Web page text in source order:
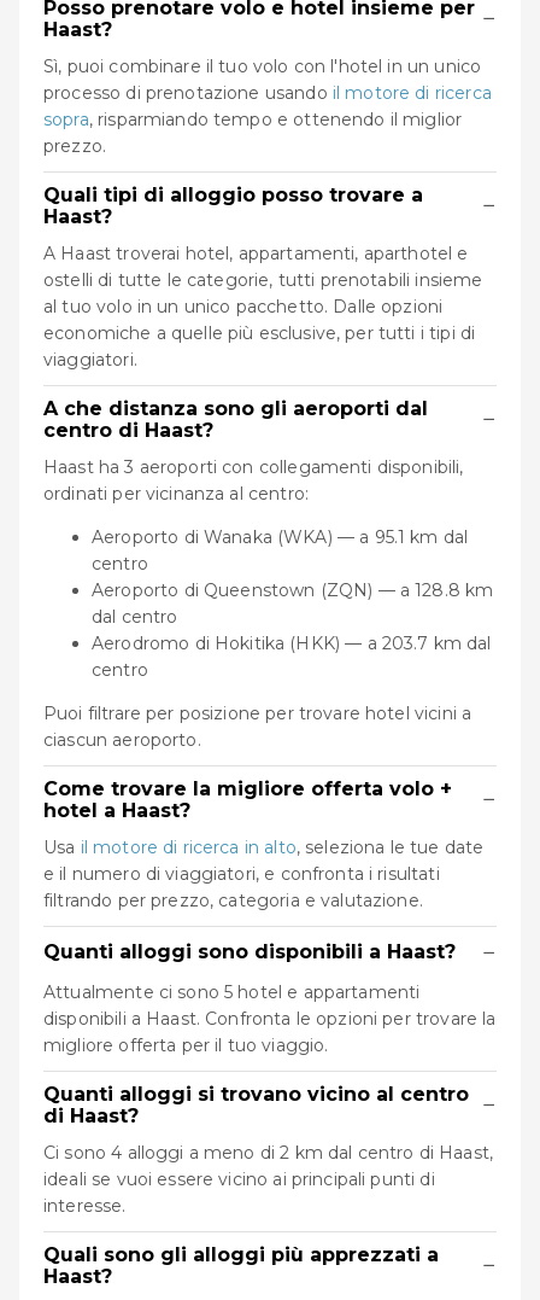
Posso prenotare volo e hotel insieme per
Haast?
−
Sì, puoi combinare il tuo volo con l'hotel in un unico
processo di prenotazione usando il motore di ricerca
sopra, risparmiando tempo e ottenendo il miglior
prezzo.
Quali tipi di alloggio posso trovare a
Haast?
−
A Haast troverai hotel, appartamenti, aparthotel e
ostelli di tutte le categorie, tutti prenotabili insieme
al tuo volo in un unico pacchetto. Dalle opzioni
economiche a quelle più esclusive, per tutti i tipi di
viaggiatori.
A che distanza sono gli aeroporti dal
centro di Haast?
−
Haast ha 3 aeroporti con collegamenti disponibili,
ordinati per vicinanza al centro:
Aeroporto di Wanaka (WKA) — a 95.1 km dal
centro
Aeroporto di Queenstown (ZQN) — a 128.8 km
dal centro
Aerodromo di Hokitika (HKK) — a 203.7 km dal
centro
Puoi filtrare per posizione per trovare hotel vicini a
ciascun aeroporto.
Come trovare la migliore offerta volo +
hotel a Haast?
−
Usa il motore di ricerca in alto, seleziona le tue date
e il numero di viaggiatori, e confronta i risultati
filtrando per prezzo, categoria e valutazione.
Quanti alloggi sono disponibili a Haast? −
Attualmente ci sono 5 hotel e appartamenti
disponibili a Haast. Confronta le opzioni per trovare la
migliore offerta per il tuo viaggio.
Quanti alloggi si trovano vicino al centro
di Haast?
−
Ci sono 4 alloggi a meno di 2 km dal centro di Haast,
ideali se vuoi essere vicino ai principali punti di
interesse.
Quali sono gli alloggi più apprezzati a
Haast?
−